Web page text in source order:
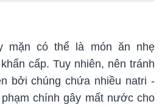
mặn có thể là món ăn nhẹ
cấp. Tuy nhiên, nên tránh
bởi chúng chứa nhiều natri -
chính gây mất nước cho